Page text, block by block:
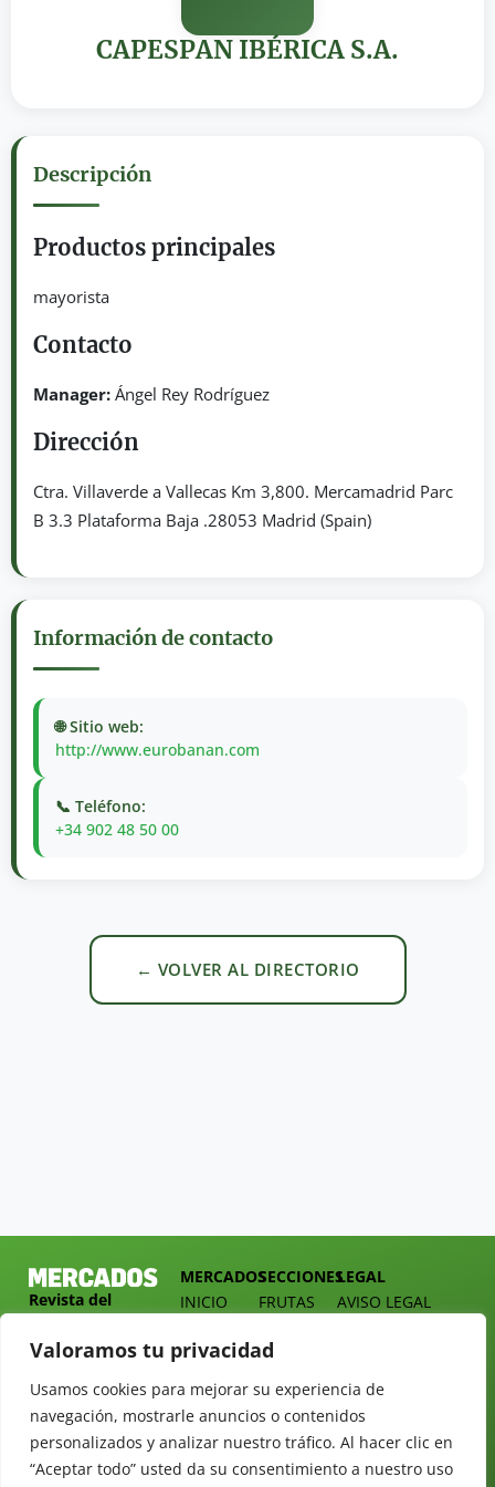
Valoramos tu privacidad
Usamos cookies para mejorar su experiencia de
navegación, mostrarle anuncios o contenidos
personalizados y analizar nuestro tráfico. Al hacer clic en
“Aceptar todo” usted da su consentimiento a nuestro uso
CAPESPAN IBÉRICA S.A.
Descripción
Productos principales
mayorista
Contacto
Manager:Ángel Rey Rodríguez
Dirección
Ctra. Villaverde a Vallecas Km 3,800. Mercamadrid Parc
B 3.3 Plataforma Baja .28053 Madrid (Spain)
Información de contacto
🌐 Sitio web:
http://www.eurobanan.com
📞 Teléfono:
+34 902 48 50 00
← VOLVER AL DIRECTORIO
Revista del
Hortofrutícola
C/
Presidente
Cárdenas nº
10.
MERCADOS
INICIO
SOMOS
Y
TARIFAS
REVISTAS
NEWSLETTER
SECCIONES
FRUTAS
EMPRESA
MERCADOS
ALIMENTACIÓN
OPINIÓN
30 DE
LEGAL
AVISO LEGAL